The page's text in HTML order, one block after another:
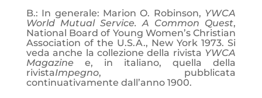
B.: In generale: Marion O. Robinson, YWCA
World Mutual Service. A Common Quest,
National Board of Young Women’s Christian
Association of the U.S.A., New York 1973. Si
veda anche la collezione della rivista YWCA
Magazine e, in italiano, quella della
rivistaImpegno, pubblicata
continuativamente dall’anno 1900.